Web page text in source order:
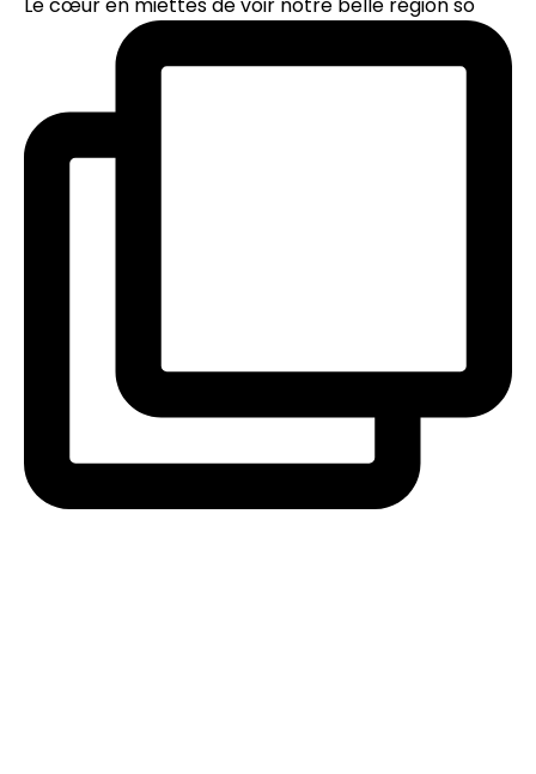
Le cœur en miettes de voir notre belle région so